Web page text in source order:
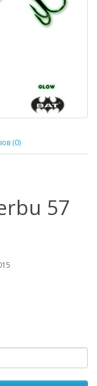
(0)
57